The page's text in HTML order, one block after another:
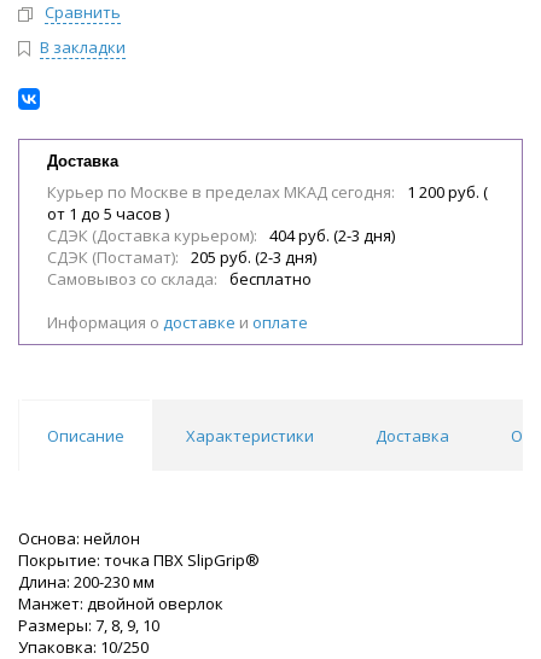
Сравнить
В закладки
Доставка
Курьер по Москве в пределах МКАД сегодня:
1 200 руб. (
от 1 до 5 часов )
СДЭК (Доставка курьером):
404 руб. (2-3 дня)
СДЭК (Постамат):
205 руб. (2-3 дня)
Самовывоз со склада:
бесплатно
Информация о доставке и оплате
Описание Характеристики Доставка
Основа: нейлон
Покрытие: точка ПВХ SlipGrip®
Длина: 200-230 мм
Манжет: двойной оверлок
Размеры: 7, 8, 9, 10
Упаковка: 10/250